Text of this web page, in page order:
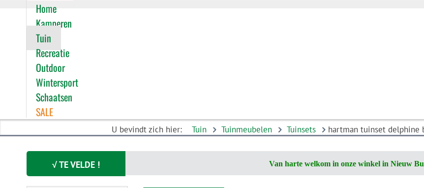
Home
Kamperen
Tuin
Recreatie
Outdoor
Wintersport
Schaatsen
SALE
U bevindt zich hier: Tuin Tuinmeubelen Tuinsets hartman tuinset delphine
√ TE VELDE ! Van harte welkom in onze winkel in Nieuw